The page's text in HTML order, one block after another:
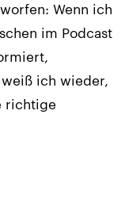
Wenn ich
im Podcast
ich wieder,
richtige